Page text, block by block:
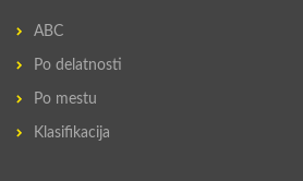
ABC
Po delatnosti
Po mestu
Klasifikacija